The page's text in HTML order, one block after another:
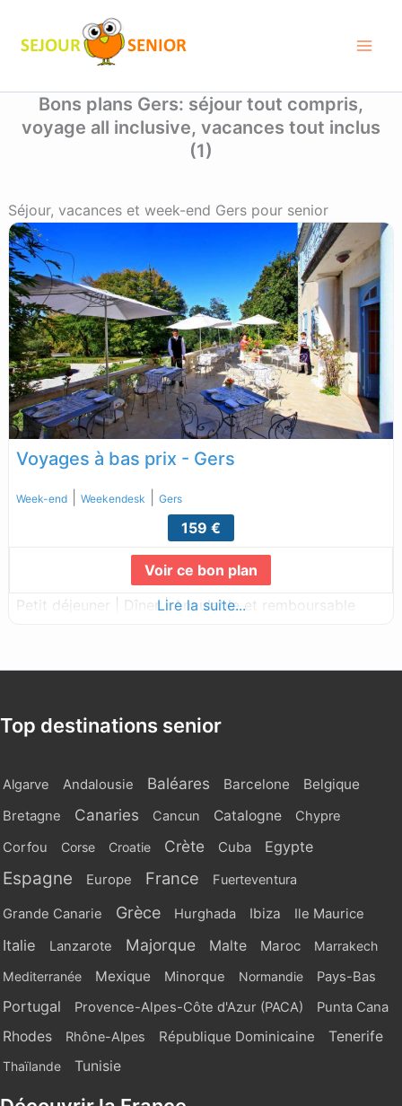
contenu
Bons plans Gers: séjour tout compris,
voyage all inclusive, vacances tout inclus
(1)
Séjour, vacances et week-end Gers pour senior
Voyages à bas prix - Gers
Week-end| Weekendesk Gers
159 €
Voir ce bon plan
Petit déjeuner | Dîner | Annulable et remboursable
Lire la suite...
Top destinations senior
Algarve Andalousie Baléares Barcelone Belgique
Bretagne Canaries Cancun Catalogne
Chypre
Corfou
Corse Croatie Crète Cuba Egypte
Espagne Europe France Fuerteventura
Grande Canarie Grèce Hurghada Ibiza Ile Maurice
Italie Lanzarote Majorque Malte Maroc
Marrakech
Mediterranée
Mexique Minorque Normandie Pays-Bas
Portugal Provence-Alpes-Côte d'Azur (PACA) Punta Cana
Rhodes Rhône-Alpes République Dominicaine Tenerife
Thaïlande Tunisie